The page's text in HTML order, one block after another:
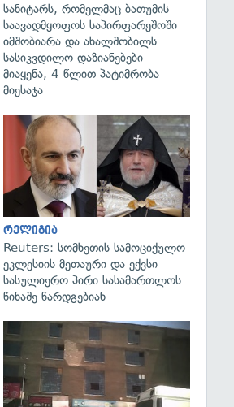
სანიტარს, რომელმაც ბათუმის
საავადმყოფოს საპირფარეშოში
იმშობიარა და ახალშობილს
სასიკვდილო დაზიანებები
მიაყენა, 4 წლით პატიმრობა
მიესაჯა
რელიგია
Reuters: სომხეთის სამოციქულო
ეკლესიის მეთაური და ექვსი
სასულიერო პირი სასამართლოს
წინაშე წარდგებიან